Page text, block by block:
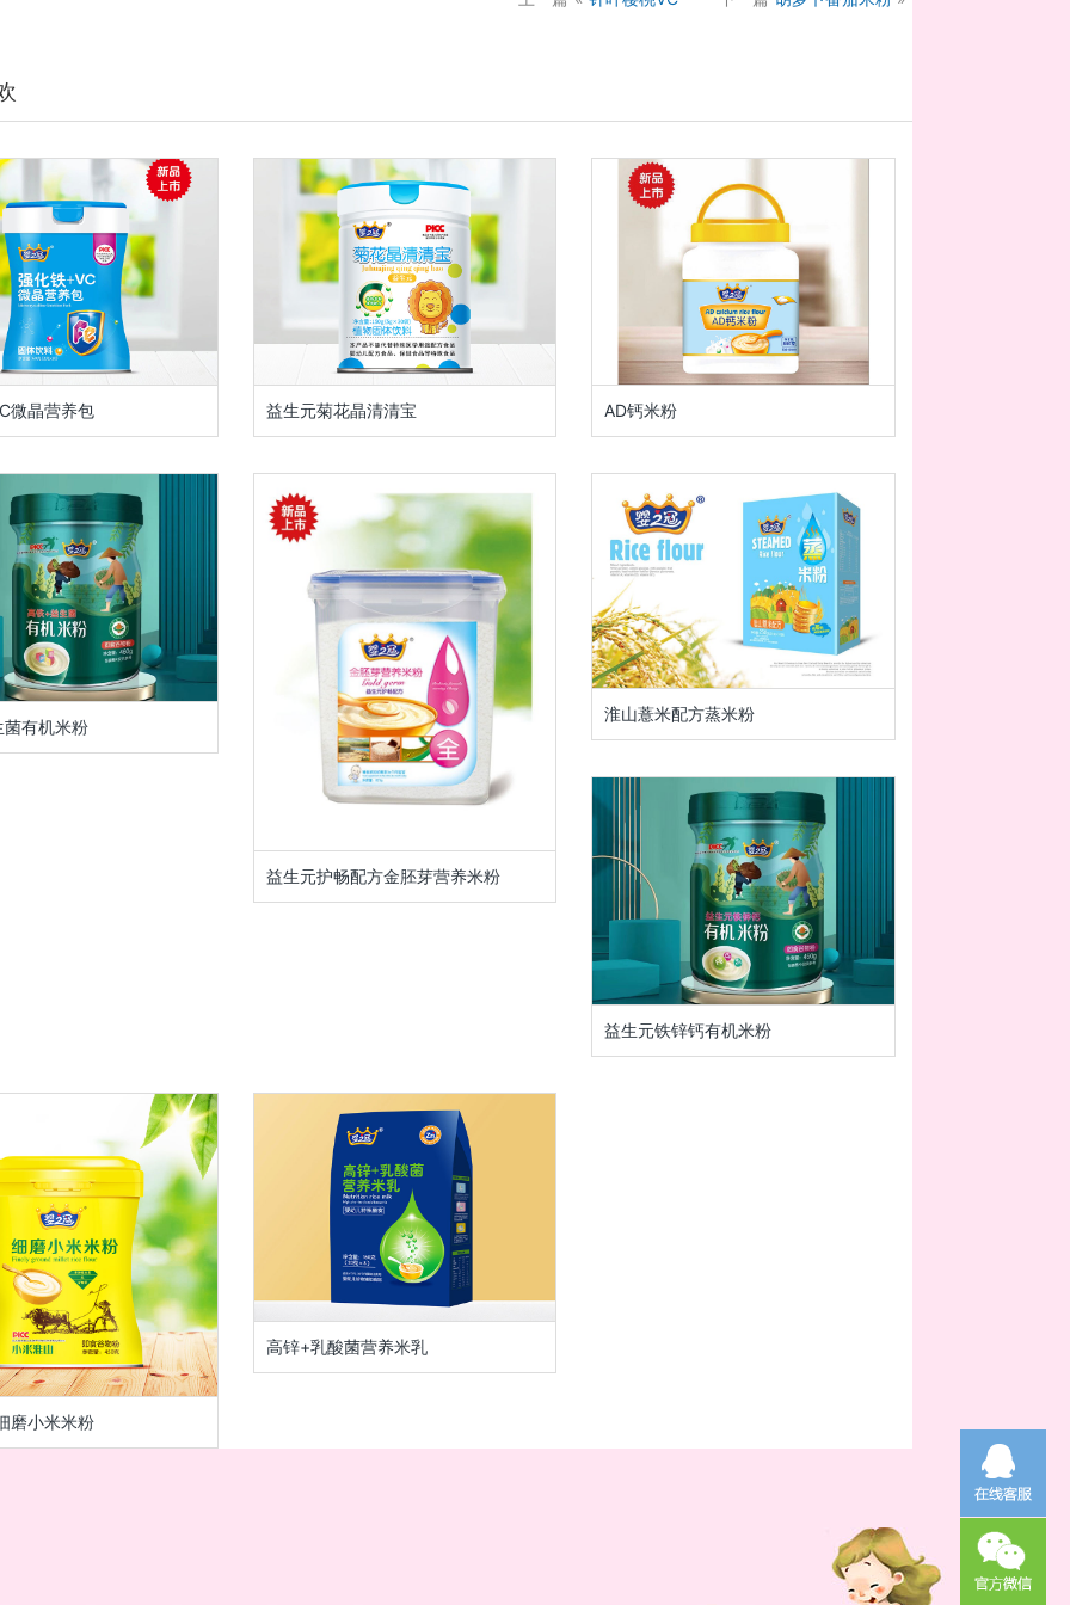
微晶营养包 益生元菊花晶清清宝 AD钙米粉
有机米粉
益生元护畅配方金胚芽营养米粉
淮山薏米配方蒸米粉
益生元铁锌钙有机米粉
磨小米米粉
高锌+乳酸菌营养米乳